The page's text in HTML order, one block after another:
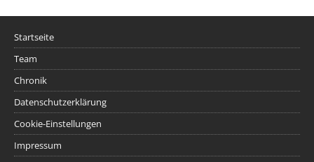
Startseite
Team
Chronik
Datenschutzerklärung
Cookie-Einstellungen
Impressum